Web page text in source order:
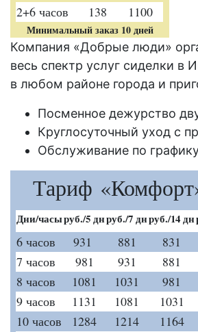
2+6 часов 138 1100
Минимальный заказ 10 дней
Компания «Добрые люди»
весь спектр услуг сиделки в
в любом районе города и
Посменное дежурство
Круглосуточный уход с
Обслуживание по
Тариф
Дни/часыруб./5 днруб./7 днруб./14 дн
6 часов 931 881 831
7 часов
981 931 881
8 часов
1081 1031 981
9 часов
1131 1081 1031
10 часов
1284 1214 1164